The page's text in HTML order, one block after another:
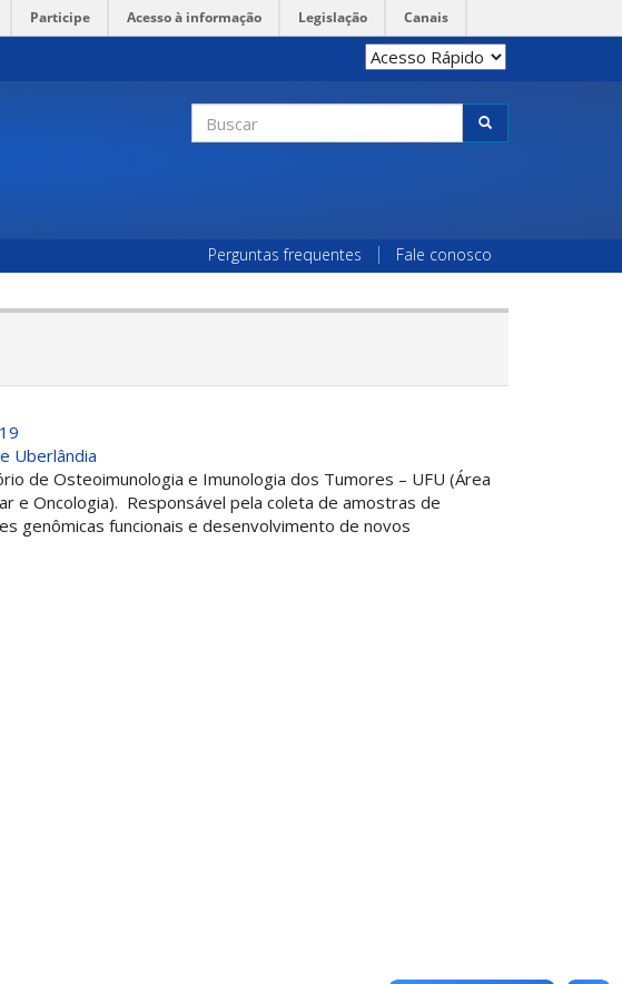
Participe Acesso à informação Legislação Canais
Formulário
Perguntas frequentes Fale conosco
Uberlândia
de Osteoimunologia e Imunologia dos Tumores – UFU (Área
e Oncologia). Responsável pela coleta de amostras de
genômicas funcionais e desenvolvimento de novos